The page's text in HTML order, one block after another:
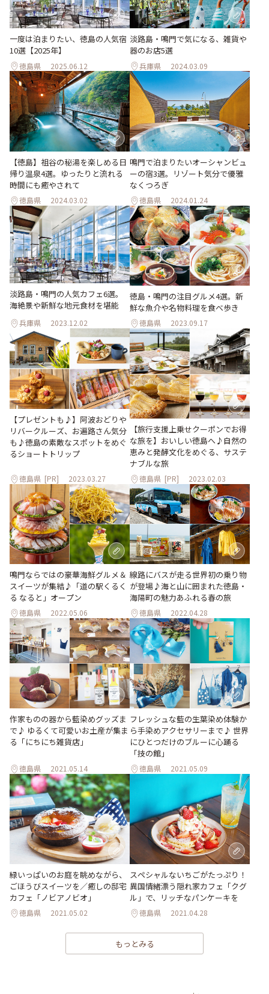
一度は泊まりたい、徳島の人気宿
10選【2025年】
徳島県 2025.06.12
淡路島・鳴門で気になる、雑貨や
器のお店5選
兵庫県 2024.03.09
【徳島】祖谷の秘湯を楽しめる日
帰り温泉4選。ゆったりと流れる
時間にも癒やされて
徳島県 2024.03.02
鳴門で泊まりたいオーシャンビュ
ーの宿3選。リゾート気分で優雅
なくつろぎ
徳島県 2024.01.24
淡路島・鳴門の人気カフェ6選。
海絶景や新鮮な地元食材を堪能
兵庫県 2023.12.02
徳島・鳴門の注目グルメ4選。新
鮮な魚介や名物料理を食べ歩き
徳島県 2023.09.17
【プレゼントも♪】阿波おどりや
リバークルーズ、お遍路さん気分
も♪徳島の素敵なスポットをめぐ
るショートトリップ
徳島県 [PR] 2023.03.27
【旅行支援上乗せクーポンでお得
な旅を】おいしい徳島へ♪自然の
恵みと発酵文化をめぐる、サステ
ナブルな旅
徳島県 [PR] 2023.02.03
鳴門ならではの豪華海鮮グルメ＆
スイーツが集結♪「道の駅くるく
る なると」オープン
徳島県 2022.05.06
線路にバスが走る世界初の乗り物
が登場♪海と山に囲まれた徳島・
海陽町の魅力あふれる春の旅
徳島県 2022.04.28
作家ものの器から藍染めグッズま
で♪ ゆるくて可愛いお土産が集ま
る「にちにち雑貨店」
徳島県 2021.05.14
フレッシュな藍の生葉染め体験か
ら手染めアクセサリーまで♪ 世界
にひとつだけのブルーに心踊る
「技の館」
徳島県 2021.05.09
緑いっぱいのお庭を眺めながら、
ごほうびスイーツを／癒しの邸宅
カフェ「ノビアノビオ」
徳島県 2021.05.02
スペシャルないちごがたっぷり！
異国情緒漂う隠れ家カフェ「クグ
ル」で、リッチなパンケーキを
徳島県 2021.04.28
もっとみる